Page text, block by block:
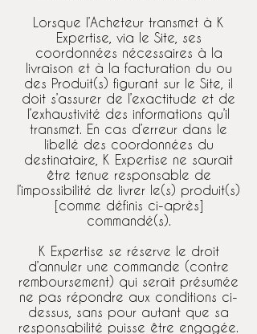
Lorsque l’Acheteur transmet à K
Expertise, via le Site, ses
coordonnées nécessaires à la
livraison et à la facturation du ou
des Produit(s) figurant sur le Site, il
doit s’assurer de l’exactitude et de
l’exhaustivité des informations qu’il
transmet. En cas d’erreur dans le
libellé des coordonnées du
destinataire, K Expertise ne saurait
être tenue responsable de
l’impossibilité de livrer le(s) produit(s)
[comme définis ci-après]
commandé(s).
K Expertise se réserve le droit
d’annuler une commande (contre
remboursement) qui serait présumée
ne pas répondre aux conditions ci-
dessus, sans pour autant que sa
responsabilité puisse être engagée.